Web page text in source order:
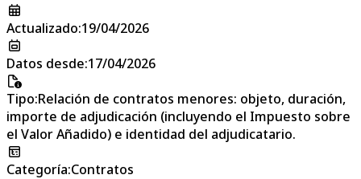
Actualizado:19/04/2026
Datos desde:17/04/2026
Tipo:Relación de contratos menores: objeto, duración,
importe de adjudicación (incluyendo el Impuesto sobre
el Valor Añadido) e identidad del adjudicatario.
Categoría:Contratos